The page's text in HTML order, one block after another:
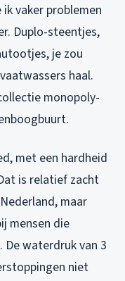
vaker problemen
Duplo-steentjes,
je zou
haal.
monopoly-
met een hardheid
is relatief zacht
maar
mensen die
waterdruk van 3
niet